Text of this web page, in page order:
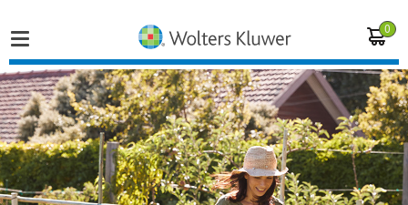
0
Home
Vakgebieden